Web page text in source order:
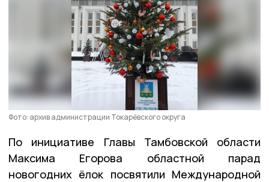
Фото: архив администрации Токарёвского округа
По инициативе Главы Тамбовской области
Максима Егорова областной парад
новогодних ёлок посвятили Международной